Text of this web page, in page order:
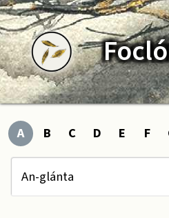
A B C D E F